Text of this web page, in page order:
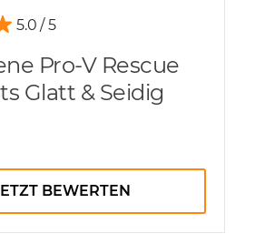
5.0
Pro-V Rescue
Glatt & Seidig
BEWERTEN